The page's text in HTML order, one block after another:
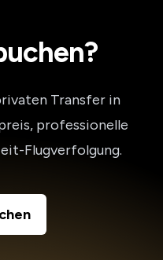
Transfer in
professionelle
Flugverfolgung.